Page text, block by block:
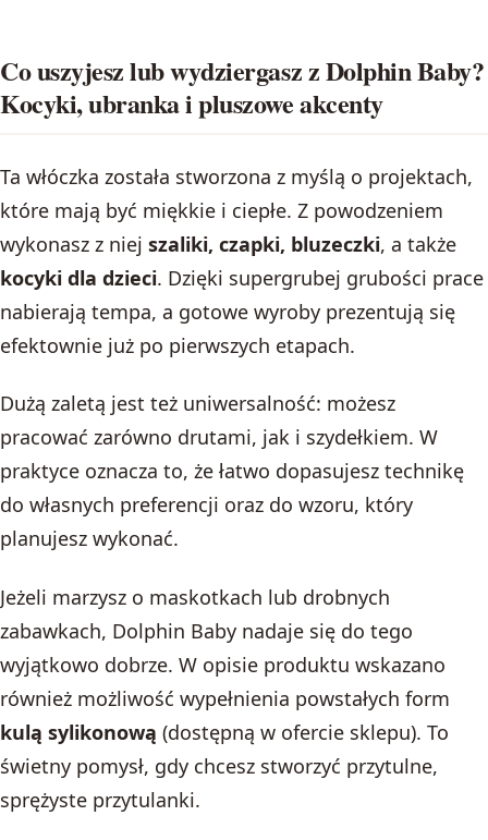
Co uszyjesz lub wydziergasz z Dolphin Baby?
Kocyki, ubranka i pluszowe akcenty
Ta włóczka została stworzona z myślą o projektach,
które mają być miękkie i ciepłe. Z powodzeniem
wykonasz z niej szaliki, czapki, bluzeczki, a także
kocyki dla dzieci. Dzięki supergrubej grubości prace
nabierają tempa, a gotowe wyroby prezentują się
efektownie już po pierwszych etapach.
Dużą zaletą jest też uniwersalność: możesz
pracować zarówno drutami, jak i szydełkiem. W
praktyce oznacza to, że łatwo dopasujesz technikę
do własnych preferencji oraz do wzoru, który
planujesz wykonać.
Jeżeli marzysz o maskotkach lub drobnych
zabawkach, Dolphin Baby nadaje się do tego
wyjątkowo dobrze. W opisie produktu wskazano
również możliwość wypełnienia powstałych form
kulą sylikonową (dostępną w ofercie sklepu). To
świetny pomysł, gdy chcesz stworzyć przytulne,
sprężyste przytulanki.